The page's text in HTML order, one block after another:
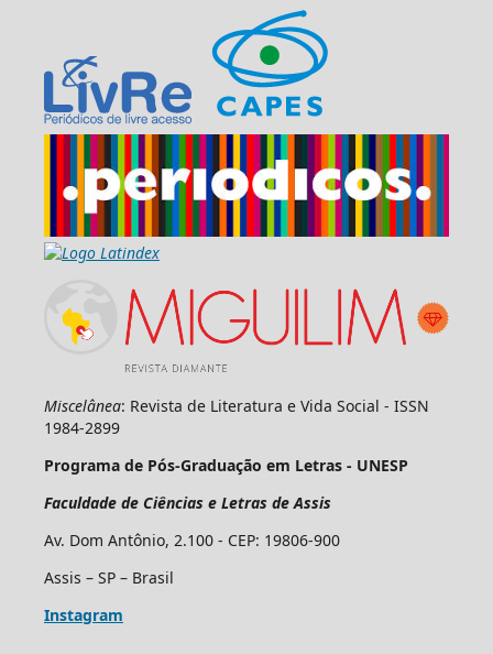
Miscelânea: Revista de Literatura e Vida Social - ISSN
1984-2899
Programa de Pós-Graduação em Letras - UNESP
Faculdade de Ciências e Letras de Assis
Av. Dom Antônio, 2.100 - CEP: 19806-900
Assis – SP – Brasil
Instagram